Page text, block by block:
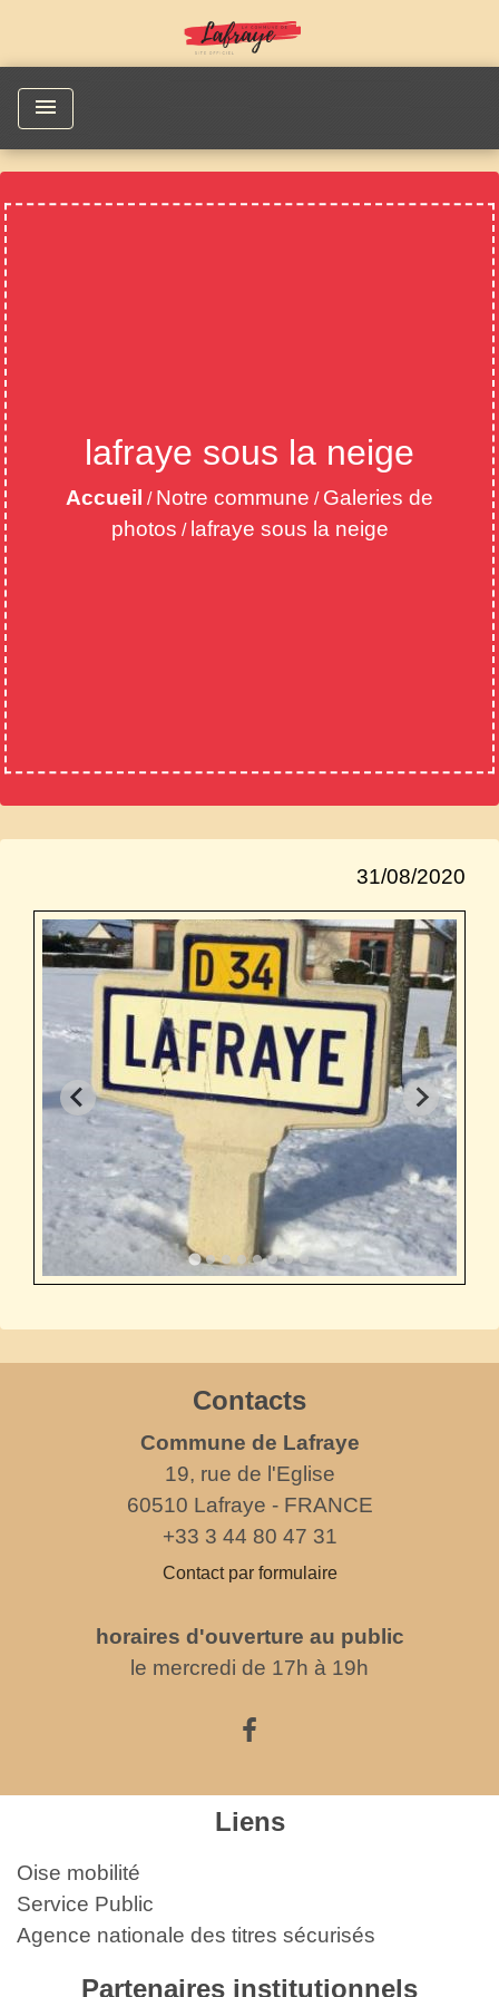
menu
lafraye sous la neige
Accueil / Notre commune / Galeries de
photos / lafraye sous la neige
31/08/2020
Contacts
Commune de Lafraye
19, rue de l'Eglise
60510 Lafraye - FRANCE
+33 3 44 80 47 31
Contact par formulaire
horaires d'ouverture au public
le mercredi de 17h à 19h
Liens
Oise mobilité
Service Public
Agence nationale des titres sécurisés
Partenaires institutionnels